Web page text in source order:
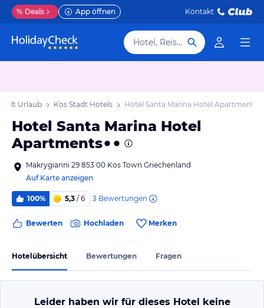
% Deals App öffnen Kontakt
Hotel, Reiseziel
Urlaub Kos Stadt Hotels Hotel Santa Marina Hotel Apartments
Hotel Santa Marina Hotel
Apartments
Makrygianni 29 853 00 Kos Town Griechenland
Auf Karte anzeigen
100% 5,3 / 6 3 Bewertungen
Bewerten Hochladen Merken
Hotelübersicht Bewertungen Fragen
Leider haben wir für dieses Hotel keine